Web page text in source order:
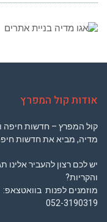
אודות קול המפרץ
קול המפרץ – חדשות חיפה
מדיה, מביא את חדשות
יש לכם רצון להעביר
והקריות?
מוזמנים לפנות בוואטצאפ:
052-3190319